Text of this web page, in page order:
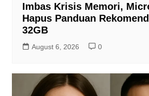
Imbas Krisis Memori,
Hapus Panduan
32GB
August 6, 2026 0